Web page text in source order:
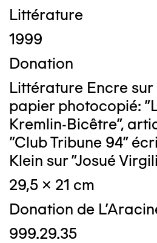
Littérature
1999
Donation
Littérature Encre sur
papier photocopié:
Kremlin-Bicêtre",
"Club Tribune 94"
Klein sur "Josué
29,5 x 21 cm
Donation de
999.29.35